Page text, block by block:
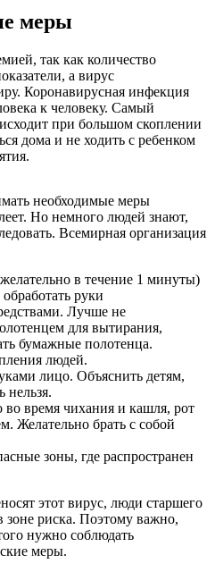
меры
так как количество
а вирус
Коронавирусная инфекция
к человеку. Самый
при большом скоплении
дома и не ходить с ребенком
необходимые меры
Но немного людей знают,
Всемирная организация
в течение 1 минуты)
руки
Лучше не
для вытирания,
бумажные полотенца.
людей.
лицо. Объяснить детям,
нельзя.
во время чихания и кашля, рот
Желательно брать с собой
зоны, где распространен
этот вирус, люди старшего
зоне риска. Поэтому важно,
нужно соблюдать
меры.